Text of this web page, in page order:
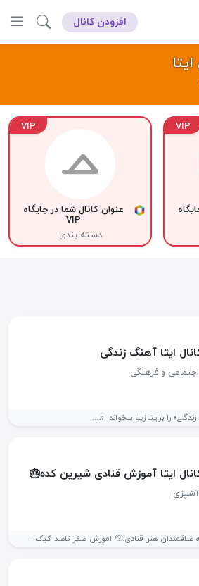
افزودن کانال
VIP
VIP
عنوان کانال شما در جایگاه
VIP
دسته بندی
ایتا آهنگ زندگی
اجتماعی و فرهنگی
را برایتـ زیبا بــخواند ♬...
ایتا آموزش قنادی شیرین کده🎂
آشپزی
قنادی.🫡 اموزش صفر تاصد کیک...